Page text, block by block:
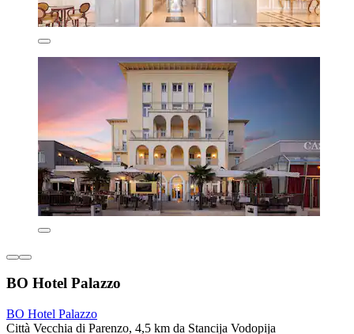
BO Hotel Palazzo
BO Hotel Palazzo
Città Vecchia di Parenzo, 4,5 km da Stancija Vodopija